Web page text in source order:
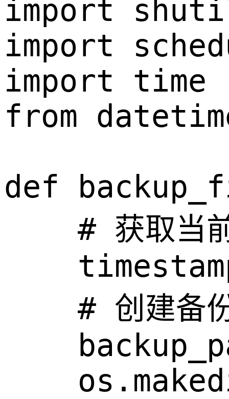
import
import
import time
from
def
# 获取当
# 创建备